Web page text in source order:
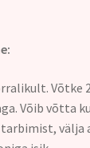
Võtke
Võib võtta
välja